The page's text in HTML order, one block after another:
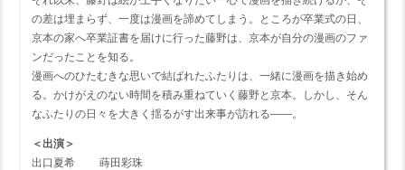
の差は埋まらず、一度は漫画を諦めてしまう。ところが卒業式の日、
京本の家へ卒業証書を届けに行った藤野は、京本が自分の漫画のファ
ンだったことを知る。
漫画へのひたむきな思いで結ばれたふたりは、一緒に漫画を描き始め
る。かけがえのない時間を積み重ねていく藤野と京本。しかし、そん
なふたりの日々を大きく揺るがす出来事が訪れる――。
＜出演＞
出口夏希 蒔田彩珠